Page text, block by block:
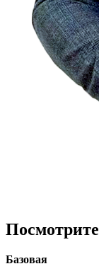
Базовая